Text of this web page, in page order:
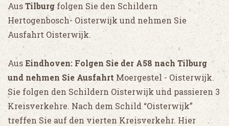
AusTilburgfolgen Sie den Schildern
Hertogenbosch- Oisterwijk und nehmen Sie
Ausfahrt Oisterwijk.
AusEindhoven: Folgen Sie der A58 nach Tilburg
und nehmen Sie Ausfahrt Moergestel - Oisterwijk.
Sie folgen den Schildern Oisterwijk und passieren 3
Kreisverkehre. Nach dem Schild “Oisterwijk”
treffen Sie auf den vierten Kreisverkehr. Hier